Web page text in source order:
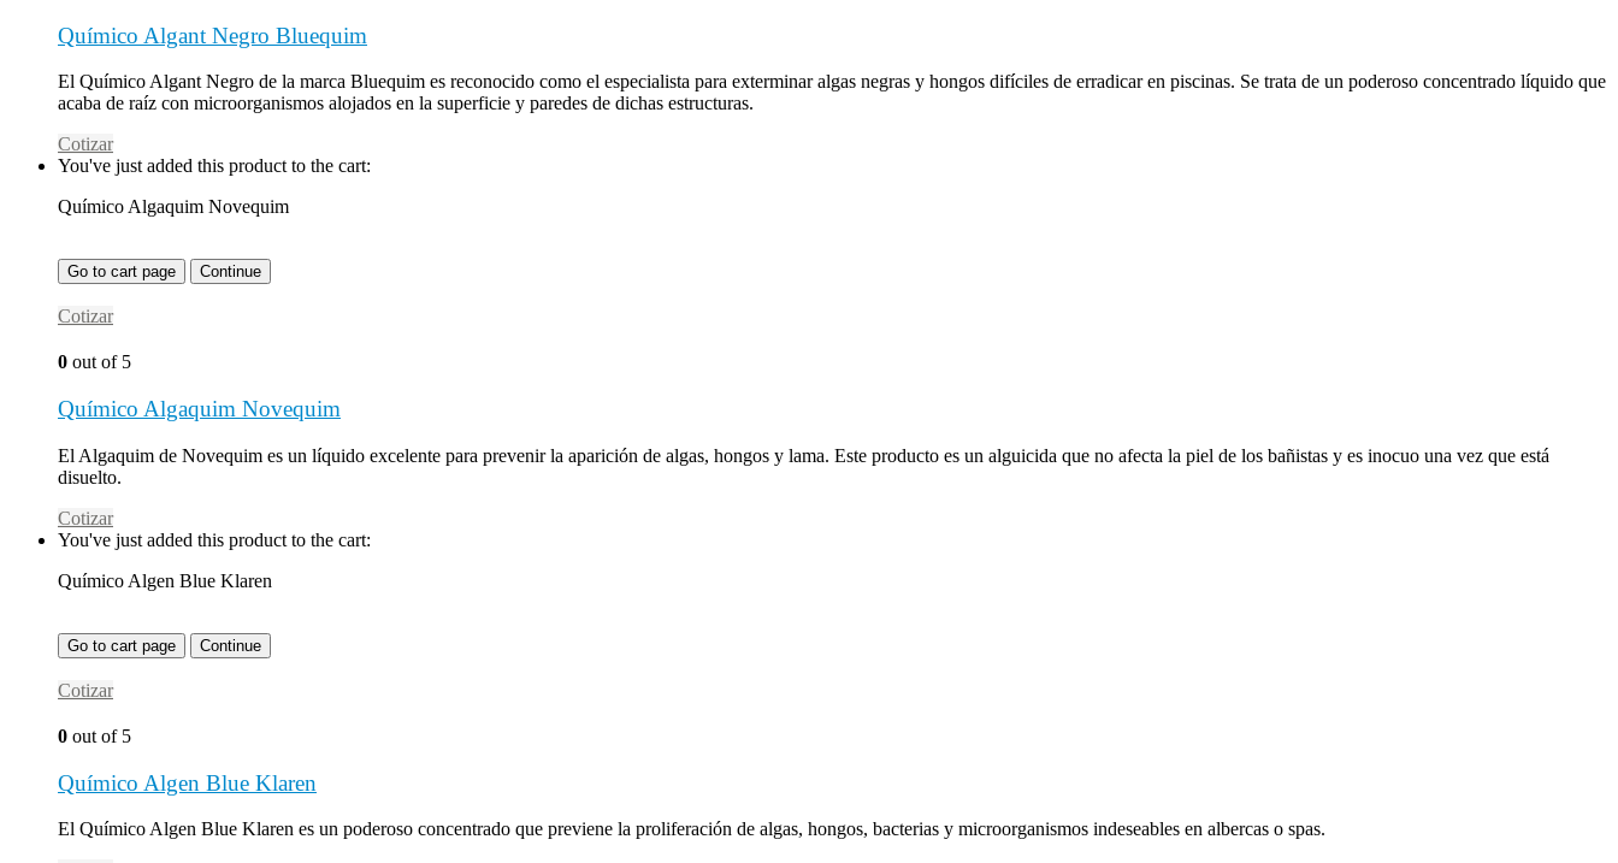
Químico Algant Negro Bluequim
El Químico Algant Negro de la marca Bluequim es reconocido como el especialista para exterminar algas negras y hongos difíciles de erradicar en piscinas. Se trata de un poderoso concentrado líquido que
acaba de raíz con microorganismos alojados en la superficie y paredes de dichas estructuras.
Cotizar
You've just added this product to the cart:
Químico Algaquim Novequim
Go to cart page Continue
Cotizar
0 out of 5
Químico Algaquim Novequim
El Algaquim de Novequim es un líquido excelente para prevenir la aparición de algas, hongos y lama. Este producto es un alguicida que no afecta la piel de los bañistas y es inocuo una vez que está
disuelto.
Cotizar
You've just added this product to the cart:
Químico Algen Blue Klaren
Go to cart page Continue
Cotizar
0 out of 5
Químico Algen Blue Klaren
El Químico Algen Blue Klaren es un poderoso concentrado que previene la proliferación de algas, hongos, bacterias y microorganismos indeseables en albercas o spas.